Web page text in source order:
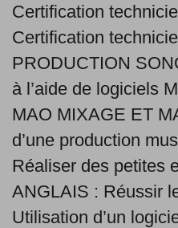
Certification
Certification
PRODUCTION
à l’aide de logiciels
MAO MIXAGE ET
d’une production
Réaliser des petites
ANGLAIS : Réussir
Utilisation d’un